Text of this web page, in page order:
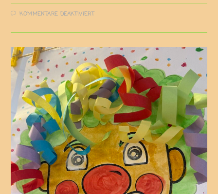
KOMMENTARE DEAKTIVIERT